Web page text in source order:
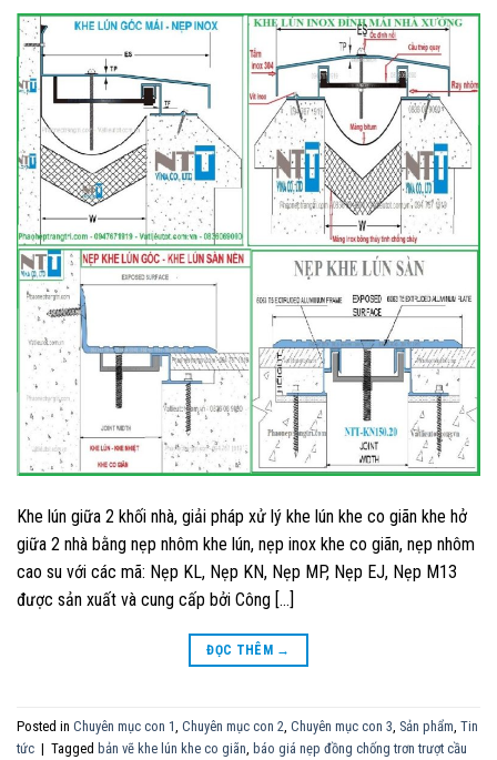
Khe lún giữa 2 khối nhà, giải pháp xử lý khe lún khe co giãn khe hở
giữa 2 nhà bằng nẹp nhôm khe lún, nẹp inox khe co giãn, nẹp nhôm
cao su với các mã: Nẹp KL, Nẹp KN, Nẹp MP, Nẹp EJ, Nẹp M13
được sản xuất và cung cấp bởi Công […]
ĐỌC THÊM →
Posted in Chuyên mục con 1 Chuyên mục con 2 Chuyên mục con 3 Sản phẩm Tin
tức | Tagged bản vẽ khe lún khe co giãn báo giá nẹp đồng chống trơn trượt cầu